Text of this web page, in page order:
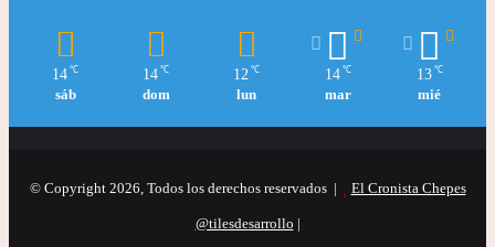
14 ℃
sáb
14 ℃
dom
12 ℃
lun
14 ℃
mar
13 ℃
mié
© Copyright 2026, Todos los derechos reservados | El Cronista Chepes
@tilesdesarrollo |